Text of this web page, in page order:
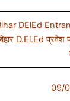
DElEd
D.El.Ed प्रवेश
09/